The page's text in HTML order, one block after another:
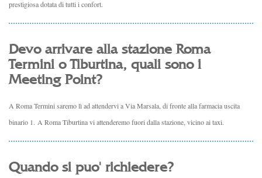
prestigiosa dotata di tutti i confort.
Devo arrivare alla stazione Roma
Termini o Tiburtina, quali sono i
Meeting Point?
A Roma Termini saremo lì ad attendervi a Via Marsala, di fronte alla farmacia uscita
binario 1. A Roma Tiburtina vi attenderemo fuori dalla stazione, vicino ai taxi.
Quando si puo' richiedere?